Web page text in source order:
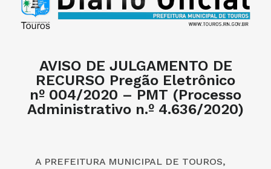
AVISO DE JULGAMENTO DE
RECURSO Pregão Eletrônico
nº 004/2020 – PMT (Processo
Administrativo n.º 4.636/2020)
A PREFEITURA MUNICIPAL DE TOUROS,